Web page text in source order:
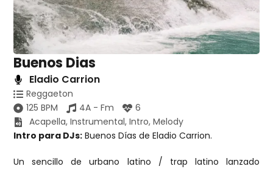
Buenos Dias
Eladio Carrion
Reggaeton
125 BPM
4A - Fm
6
Acapella,Instrumental,Intro,Melody
Intro para DJs: Buenos Días de Eladio Carrion.
Un sencillo de urbano latino / trap latino lanzado